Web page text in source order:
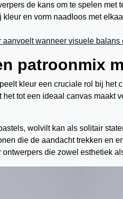
de kans om te spelen
en vorm naadloos met
wanneer visuele balans
patroonmix
kleur een cruciale rol bij het
tot een ideaal canvas maakt
wolvilt kan als solitair
die de aandacht trekken en
die zowel esthetiek